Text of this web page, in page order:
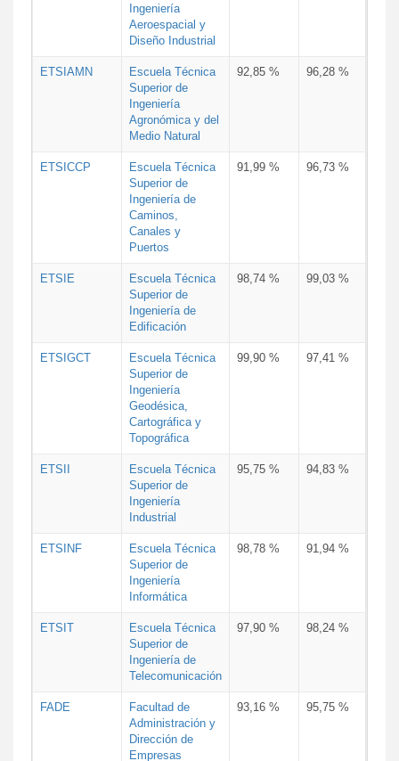
Ingeniería
Aeroespacial y
Diseño Industrial
ETSIAMN
Escuela Técnica
Superior de
Ingeniería
Agronómica y del
Medio Natural
92,85 % 96,28 %
ETSICCP
Escuela Técnica
Superior de
Ingeniería de
Caminos,
Canales y
Puertos
91,99 % 96,73 %
ETSIE
Escuela Técnica
Superior de
Ingeniería de
Edificación
98,74 % 99,03 %
ETSIGCT
Escuela Técnica
Superior de
Ingeniería
Geodésica,
Cartográfica y
Topográfica
99,90 % 97,41 %
ETSII
Escuela Técnica
Superior de
Ingeniería
Industrial
95,75 % 94,83 %
ETSINF
Escuela Técnica
Superior de
Ingeniería
Informática
98,78 % 91,94 %
ETSIT
Escuela Técnica
Superior de
Ingeniería de
Telecomunicación
97,90 % 98,24 %
FADE
Facultad de
Administración y
Dirección de
Empresas
93,16 % 95,75 %